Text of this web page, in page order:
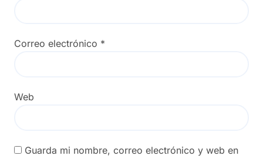
Correo electrónico *
Web
Guarda mi nombre, correo electrónico y web en